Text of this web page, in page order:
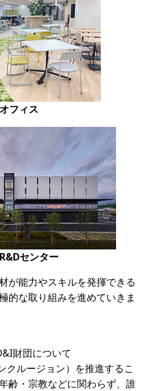
フィス
センター
が能力やスキルを発揮できる
的な取り組みを進めていきま
財団について
クルージョン）を推進するこ
齢・宗教などに関わらず、誰